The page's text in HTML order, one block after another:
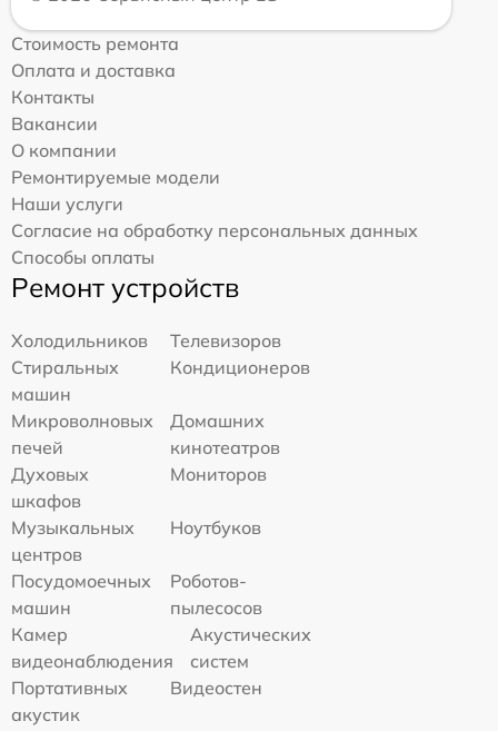
Стоимость ремонта
Оплата и доставка
Контакты
Вакансии
О компании
Ремонтируемые модели
Наши услуги
Согласие на обработку персональных данных
Способы оплаты
Ремонт устройств
Холодильников
Телевизоров
Стиральных
машин
Кондиционеров
Микроволновых
печей
Домашних
кинотеатров
Духовых
шкафов
Мониторов
Музыкальных
центров
Ноутбуков
Посудомоечных
машин
Роботов-
пылесосов
Камер
видеонаблюдения
Акустических
систем
Портативных
акустик
Видеостен